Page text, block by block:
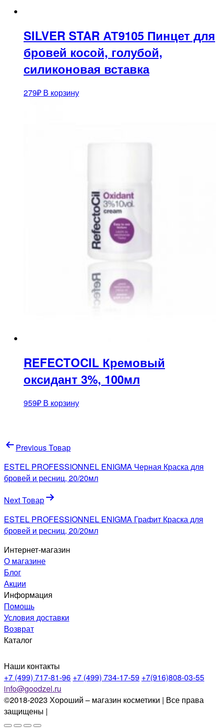
SILVER STAR АТ9105 Пинцет для
бровей косой, голубой,
силиконовая вставка
279₽ В корзину
REFECTOCIL Кремовый
оксидант 3%, 100мл
959₽ В корзину
Навигация
по
записям
Previous Товар
ESTEL PROFESSIONNEL ENIGMA Черная Краска для
бровей и ресниц, 20/20мл
Next Товар
ESTEL PROFESSIONNEL ENIGMA Графит Краска для
бровей и ресниц, 20/20мл
Интернет-магазин
О магазине
Блог
Акции
Информация
Помощь
Условия доставки
Возврат
Каталог
Наши контакты
+7 (499) 717-81-96 +7 (499) 734-17-59 +7(916)808-03-55
info@goodzel.ru
©2018-2023 Хороший – магазин косметики | Все права
защищены |